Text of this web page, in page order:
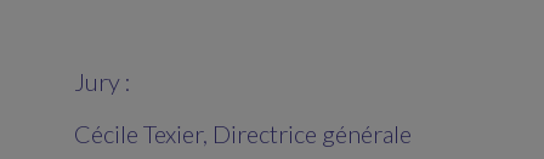
Jury :
Cécile Texier, Directrice générale